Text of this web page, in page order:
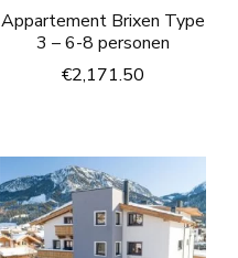
Appartement Brixen Type
3 – 6-8 personen
€2,171.50